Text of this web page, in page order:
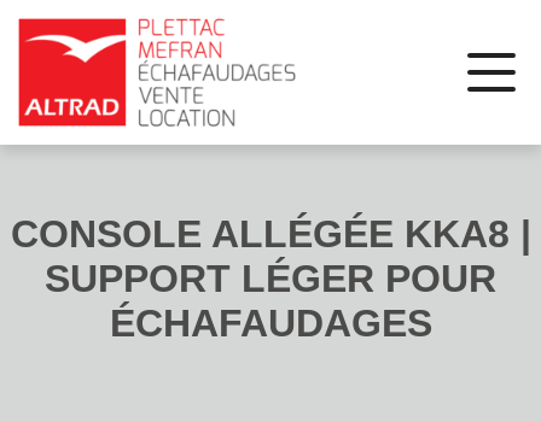
CONSOLE ALLÉGÉE KKA8 |
SUPPORT LÉGER POUR
ÉCHAFAUDAGES
Panneau de gestion des cookies